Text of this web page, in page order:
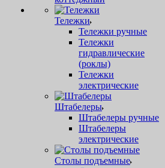
Тележки
Тележки ручные
Тележки
гидравлические
(роклы)
Тележки
электрические
Штабелеры
Штабелеры ручные
Штабелеры
электрические
Столы подъемные